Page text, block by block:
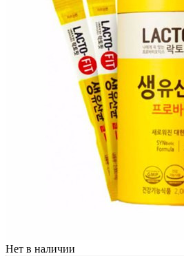
Нет в наличии